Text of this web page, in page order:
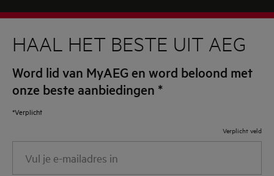
HAAL HET BESTE UIT AEG
Word lid van MyAEG en word beloond met
onze beste aanbiedingen *
*Verplicht
Verplicht veld